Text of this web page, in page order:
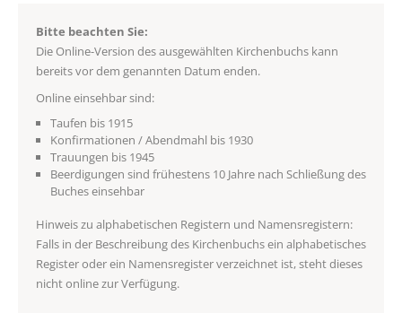
Bitte beachten Sie:
Die Online-Version des ausgewählten Kirchenbuchs kann
bereits vor dem genannten Datum enden.
Online einsehbar sind:
Taufen bis 1915
Konfirmationen / Abendmahl bis 1930
Trauungen bis 1945
Beerdigungen sind frühestens 10 Jahre nach Schließung des
Buches einsehbar
Hinweis zu alphabetischen Registern und Namensregistern:
Falls in der Beschreibung des Kirchenbuchs ein alphabetisches
Register oder ein Namensregister verzeichnet ist, steht dieses
nicht online zur Verfügung.